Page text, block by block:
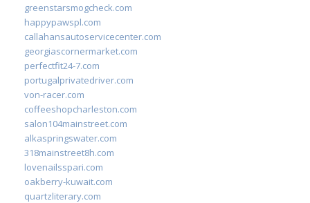
greenstarsmogcheck.com
happypawspl.com
callahansautoservicecenter.com
georgiascornermarket.com
perfectfit24-7.com
portugalprivatedriver.com
von-racer.com
coffeeshopcharleston.com
salon104mainstreet.com
alkaspringswater.com
318mainstreet8h.com
lovenailsspari.com
oakberry-kuwait.com
quartzliterary.com